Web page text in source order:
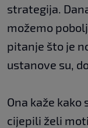
strategija.
možemo
pitanje što je
ustanove su,
Ona kaže
cijepili želi